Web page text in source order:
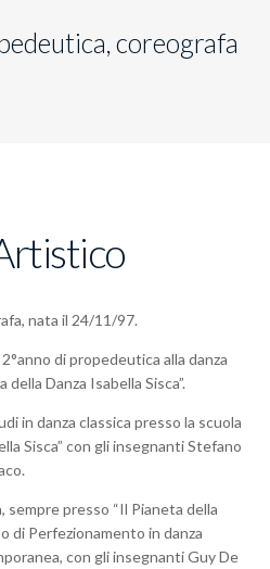
coreografa
nata il 24/11/97.
di propedeutica alla danza
Danza Isabella Sisca”.
in danza classica presso la scuola
Sisca” con gli insegnanti Stefano
sempre presso “Il Pianeta della
di Perfezionamento in danza
con gli insegnanti Guy De